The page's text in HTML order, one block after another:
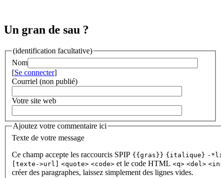
Un gran de sau ?
(identification facultative)
Nom
[Se connecter]
Courriel (non publié)
Votre site web
Ajoutez votre commentaire ici
Texte de votre message
Ce champ accepte les raccourcis SPIP {{gras}} {italique} -
[texte->url]
<quote> <code> et le code HTML <q> <del>
créer des paragraphes, laissez simplement des lignes vides.